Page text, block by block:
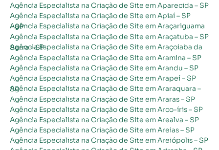
Agência Especialista na Criação de Site em Aparecida – SP
Agência Especialista na Criação de Site em Apiaí – SP
Agência Especialista na Criação de Site em Araçariguama – SP
Agência Especialista na Criação de Site em Araçatuba – SP
Agência Especialista na Criação de Site em Araçoiaba da Serra – SP
Agência Especialista na Criação de Site em Aramina – SP
Agência Especialista na Criação de Site em Arandu – SP
Agência Especialista na Criação de Site em Arapeí – SP
Agência Especialista na Criação de Site em Araraquara – SP
Agência Especialista na Criação de Site em Araras – SP
Agência Especialista na Criação de Site em Arco-íris – SP
Agência Especialista na Criação de Site em Arealva – SP
Agência Especialista na Criação de Site em Areias – SP
Agência Especialista na Criação de Site em Areiópolis – SP